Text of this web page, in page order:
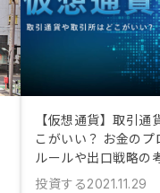
【仮想通貨】取引
こがいい？ お金の
ルールや出口戦略の
投資する2021.11.29